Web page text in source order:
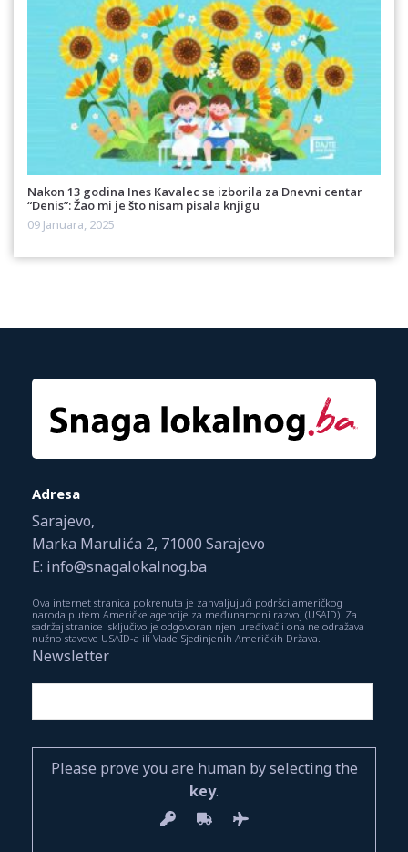
Nakon 13 godina Ines Kavalec se izborila za Dnevni centar
“Denis”: Žao mi je što nisam pisala knjigu
09 Januara, 2025
Adresa
Sarajevo,
Marka Marulića 2, 71000 Sarajevo
E: info@snagalokalnog.ba
Ova internet stranica pokrenuta je zahvaljujući podršci američkog
naroda putem Američke agencije za međunarodni razvoj (USAID). Za
sadržaj stranice isključivo je odgovoran njen uređivač i ona ne odražava
nužno stavove USAID-a ili Vlade Sjedinjenih Američkih Država.
Newsletter
Please prove you are human by selecting the
key.